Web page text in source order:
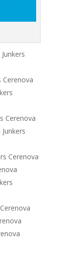
Cerenova
Cerenova
Cerenova